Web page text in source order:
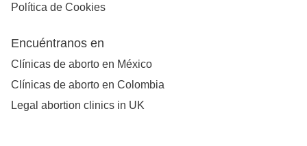
Política de Cookies
Encuéntranos en
Clínicas de aborto en México
Clínicas de aborto en Colombia
Legal abortion clinics in UK